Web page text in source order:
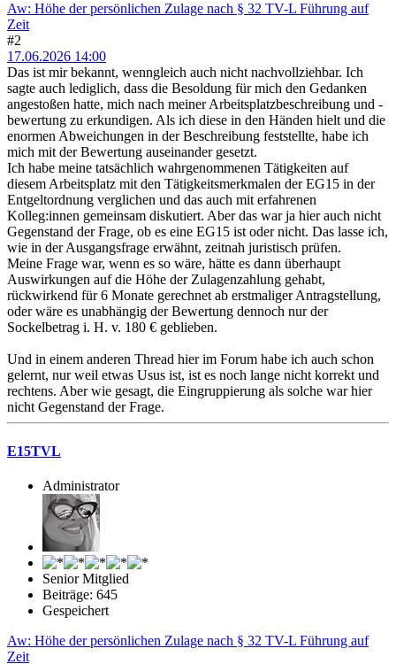
Aw: Höhe der persönlichen Zulage nach § 32 TV-L Führung auf
Zeit
#2
17.06.2026 14:00
Das ist mir bekannt, wenngleich auch nicht nachvollziehbar. Ich
sagte auch lediglich, dass die Besoldung für mich den Gedanken
angestoßen hatte, mich nach meiner Arbeitsplatzbeschreibung und -
bewertung zu erkundigen. Als ich diese in den Händen hielt und die
enormen Abweichungen in der Beschreibung feststellte, habe ich
mich mit der Bewertung auseinander gesetzt.
Ich habe meine tatsächlich wahrgenommenen Tätigkeiten auf
diesem Arbeitsplatz mit den Tätigkeitsmerkmalen der EG15 in der
Entgeltordnung verglichen und das auch mit erfahrenen
Kolleg:innen gemeinsam diskutiert. Aber das war ja hier auch nicht
Gegenstand der Frage, ob es eine EG15 ist oder nicht. Das lasse ich,
wie in der Ausgangsfrage erwähnt, zeitnah juristisch prüfen.
Meine Frage war, wenn es so wäre, hätte es dann überhaupt
Auswirkungen auf die Höhe der Zulagenzahlung gehabt,
rückwirkend für 6 Monate gerechnet ab erstmaliger Antragstellung,
oder wäre es unabhängig der Bewertung dennoch nur der
Sockelbetrag i. H. v. 180 € geblieben.
Und in einem anderen Thread hier im Forum habe ich auch schon
gelernt, nur weil etwas Usus ist, ist es noch lange nicht korrekt und
rechtens. Aber wie gesagt, die Eingruppierung als solche war hier
nicht Gegenstand der Frage.
E15TVL
Administrator
Senior Mitglied
Beiträge: 645
Gespeichert
Aw: Höhe der persönlichen Zulage nach § 32 TV-L Führung auf
Zeit